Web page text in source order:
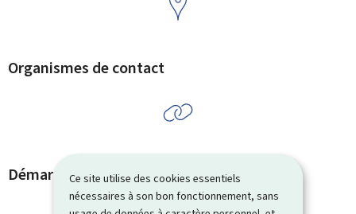
Ce site utilise des cookies essentiels
nécessaires à son bon fonctionnement, sans
Organismes de contact
Démarches et liens associés